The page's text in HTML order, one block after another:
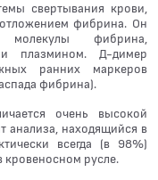
свертывания крови,
фибрина. Он
молекулы фибрина,
плазмином. Д-димер
ранних маркеров
фибрина).
очень высокой
анализа, находящийся в
всегда (в 98%)
кровеносном русле.